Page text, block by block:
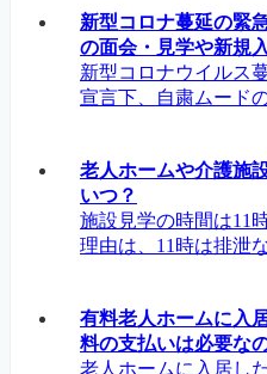
新型コロナ蔓延の緊
の面会・見学や新規
新型コロナウイルス
宣言下、自粛ムード
老人ホームや介護施
いつ？
施設見学の時間は11
理由は、11時は排泄
有料老人ホームに入
料の支払いは必要な
老人ホームに入居し